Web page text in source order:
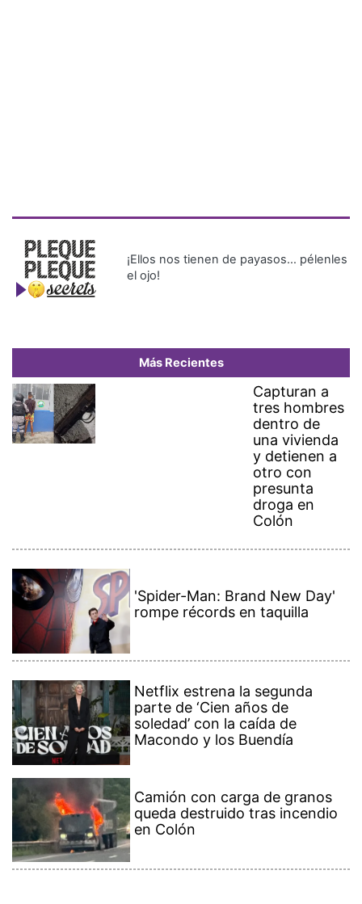
¡Ellos nos tienen de payasos… pélenles
el ojo!
Más Recientes
Capturan a
tres hombres
dentro de
una vivienda
y detienen a
otro con
presunta
droga en
Colón
'Spider-Man: Brand New Day'
rompe récords en taquilla
Netflix estrena la segunda
parte de ‘Cien años de
soledad’ con la caída de
Macondo y los Buendía
Camión con carga de granos
queda destruido tras incendio
en Colón